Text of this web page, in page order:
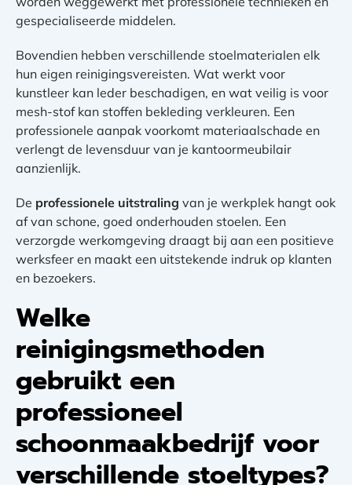
gespecialiseerde middelen.
Bovendien hebben verschillende stoelmaterialen elk
hun eigen reinigingsvereisten. Wat werkt voor
kunstleer kan leder beschadigen, en wat veilig is voor
mesh-stof kan stoffen bekleding verkleuren. Een
professionele aanpak voorkomt materiaalschade en
verlengt de levensduur van je kantoormeubilair
aanzienlijk.
De professionele uitstraling van je werkplek hangt ook
af van schone, goed onderhouden stoelen. Een
verzorgde werkomgeving draagt bij aan een positieve
werksfeer en maakt een uitstekende indruk op klanten
en bezoekers.
Welke
reinigingsmethoden
gebruikt een
professioneel
schoonmaakbedrijf voor
verschillende stoeltypes?